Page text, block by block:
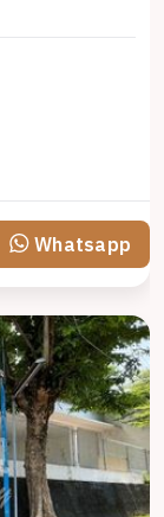
Whatsapp